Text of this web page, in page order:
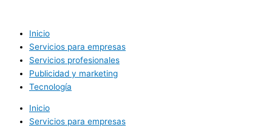
contenido
Inicio
Servicios para empresas
Servicios profesionales
Publicidad y marketing
Tecnología
Inicio
Servicios para empresas